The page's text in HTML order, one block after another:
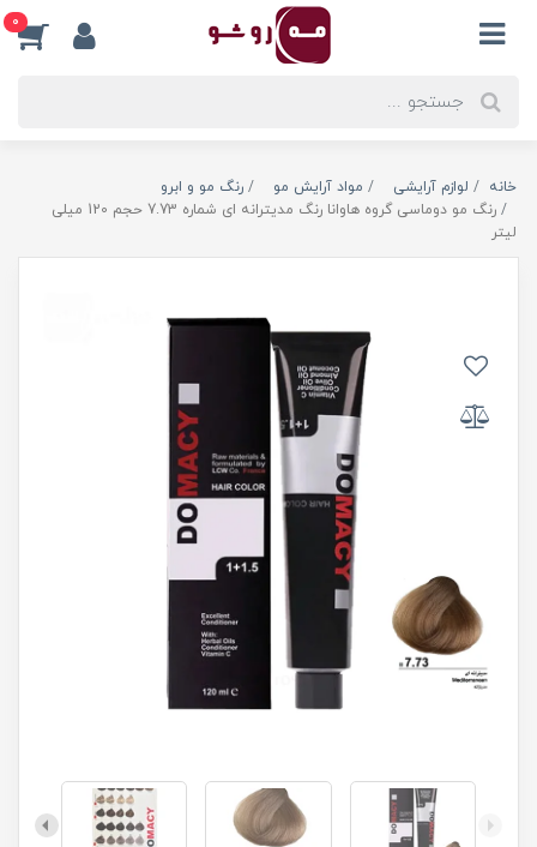
0
خانه لوازم آرایشی مواد آرایش مو
رنگ مو و ابرو
رنگ مو دوماسی گروه هاوانا رنگ مدیترانه ای شماره 7.73 حجم 120 میلی
لیتر